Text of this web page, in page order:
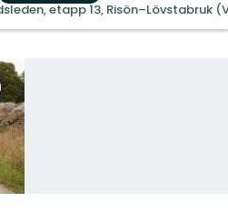
etapp 13, Risön–Lövstabruk